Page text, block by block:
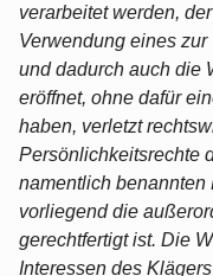
verarbeitet werden,
Verwendung eines
und dadurch auch die
eröffnet, ohne dafür
haben, verletzt
Persönlichkeitsrechte
namentlich benannten
vorliegend die
gerechtfertigt ist. Die
Interessen des